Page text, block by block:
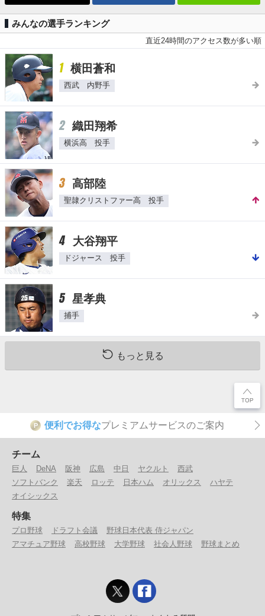
みんなの選手ランキング
直近24時間のアクセス数が多い順
1 横田蒼和
西武 内野手
2 織田翔希
横浜高 投手
3 高部陸
聖隷クリストファー高 投手
4 大谷翔平
ドジャース 投手
5 星孝典
捕手
もっと見る
P 便利でお得なプレミアムサービスのご案内
チーム
巨人 DeNA 阪神 広島 中日 ヤクルト
西武
ソフトバンク
楽天 ロッテ 日本ハム オリックス
ハヤテ
オイシックス
特集
プロ野球 ドラフト会議
野球日本代表 侍ジャパン
アマチュア野球
高校野球 大学野球 社会人野球 野球まとめ